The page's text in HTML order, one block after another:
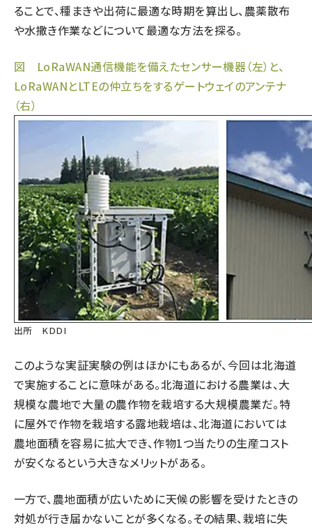
ることで、種まきや出荷に最適な時期を算出し、農薬散布
や水撒き作業などについて最適な方法を探る。
図 LoRaWAN通信機能を備えたセンサー機器（左）と、
LoRaWANとLTEの仲立ちをするゲートウェイのアンテナ
（右）
出所 KDDI
このような実証実験の例はほかにもあるが、今回は北海道
で実施することに意味がある。北海道における農業は、大
規模な農地で大量の農作物を栽培する大規模農業だ。特
に屋外で作物を栽培する露地栽培は、北海道においては
農地面積を容易に拡大でき、作物1つ当たりの生産コスト
が安くなるという大きなメリットがある。
一方で、農地面積が広いために天候の影響を受けたときの
対処が行き届かないことが多くなる。その結果、栽培に失